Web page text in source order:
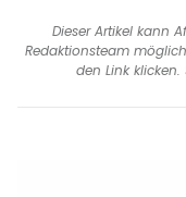
Dieser Artikel kann
Redaktionsteam
den Link klicken.